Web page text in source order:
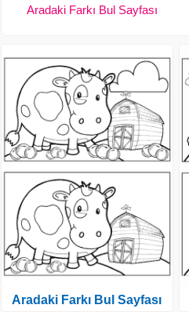
Aradaki Farkı Bul Sayfası
Aradaki Farkı Bul Sayfası